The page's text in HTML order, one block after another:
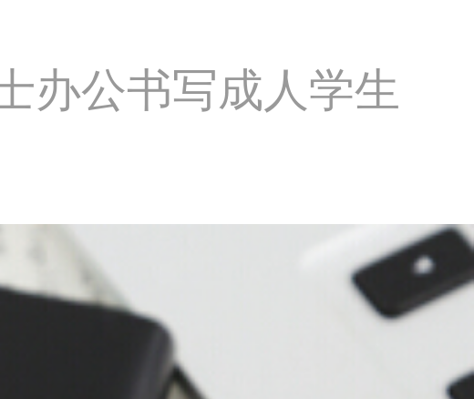
办公书写成人学生